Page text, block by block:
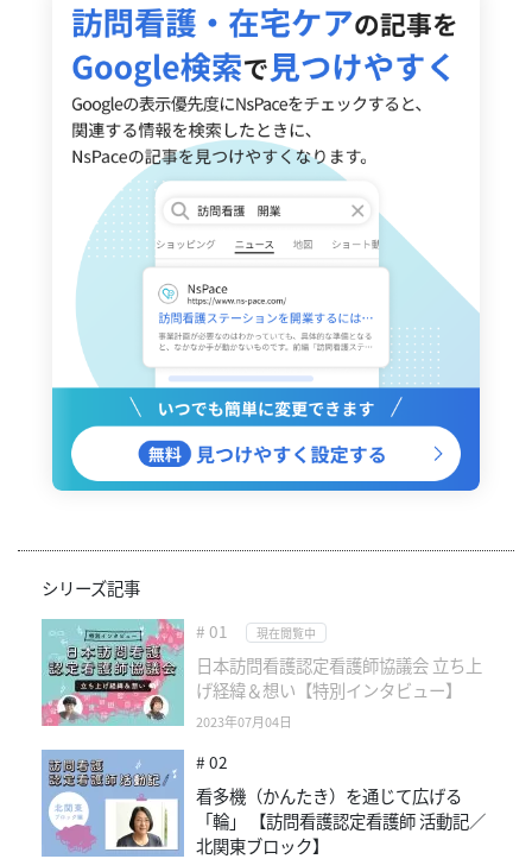
シリーズ記事
# 01 現在閲覧中
日本訪問看護認定看護師協議会 立ち上
げ経緯＆想い【特別インタビュー】
2023年07月04日
# 02
看多機（かんたき）を通じて広げる
「輪」 【訪問看護認定看護師 活動記／
北関東ブロック】